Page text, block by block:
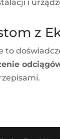
i
z
to